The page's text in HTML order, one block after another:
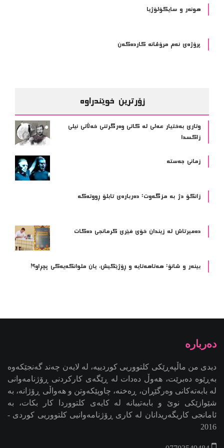
هونەر و سایکۆلۆژیا
پرۆژەی ئەم مرۆڤانە کاردەکەن
زۆرترین خوێندراوە
وتاری بەختیار عەلی لە کاتی وەرگرتنی خەڵاتی نیلی
زاکسدا
زمانی جەستە
زانکۆ دژ بە مزگەوت: دەربارەى تابلۆ ڕووتەکە
ده‌میرتاش له‌ زیندان خۆی فێری كرمانجی ده‌كات
بینەر و شانۆ: هەتاھەتایە و ڕۆژێکیش، یان ملوانکەیەکی پچڕاو؟!
دیدی من ماڵپەڕێکی کلتووریی کوردییە، لە لایەن چەند گەنجێكه‌وه‌
بەڕێوە دەبرێت، هەوڵ دەدات لە ڕێگەی کارکردنی ڕۆژنامەوانی
لە بابەتەکانی وەرگێڕان، ڕەخنە، چاوپێکەوتن و هەواڵی ڕۆژانە، بە
شێوازێکی نوێ و بابەتییانە لە کایەی کلتووردا کار بکات، بە
ئامانجی کاریگەریدانان لە کاری ڕۆژنامەوانیی کلتووریی کوردی -
2016